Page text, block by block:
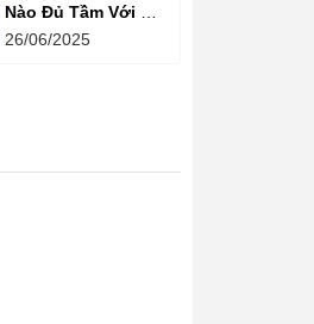
Nào Đủ Tầm Với Đồ
Chơi Kinh Bắc
26/06/2025